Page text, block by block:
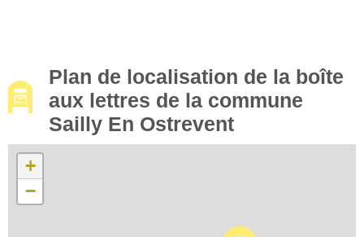
Plan de localisation de la boîte
aux lettres de la commune
Sailly En Ostrevent
+
−